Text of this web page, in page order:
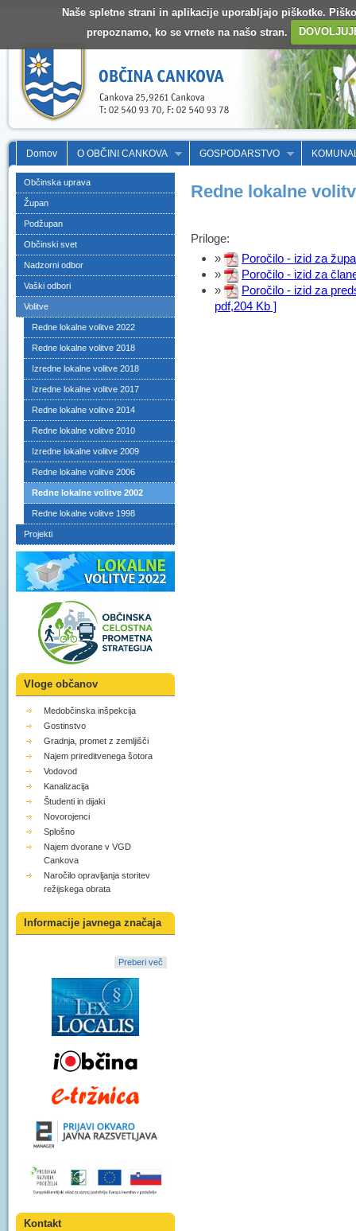
Naše spletne strani in aplikacije uporabljajo piškotke.
prepoznamo, ko se vrnete na našo stran.
Domov O OBČINI CANKOVA GOSPODARSTVO
Občinska uprava
Župan
Podžupan
Občinski svet
Nadzorni odbor
Vaški odbori
Volitve
Redne lokalne volitve 2022
Redne lokalne volitve 2018
Izredne lokalne volitve 2018
Izredne lokalne volitve 2017
Redne lokalne volitve 2014
Redne lokalne volitve 2010
Izredne lokalne volitve 2009
Redne lokalne volitve 2006
Redne lokalne volitve 2002
Redne lokalne volitve 1998
Projekti
Vloge občanov
Medobčinska inšpekcija
Gostinstvo
Gradnja, promet z zemljišči
Najem prireditvenega šotora
Vodovod
Kanalizacija
Študenti in dijaki
Novorojenci
Splošno
Najem dvorane v VGD
Cankova
Naročilo opravljanja storitev
režijskega obrata
Informacije javnega značaja
Preberi več
Kontakt
Redne lokalne
Priloge:
»
Poročilo - izid za
»
Poročilo - izid za
»
Poročilo - izid za
pdf,204 Kb ]